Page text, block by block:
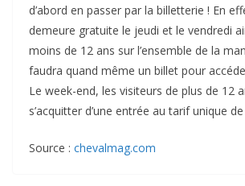
d’abord en passer par la billetterie ! En
demeure gratuite le jeudi et le vendredi
moins de 12 ans sur l’ensemble de la
faudra quand même un billet pour
Le week-end, les visiteurs de plus de 12
s’acquitter d’une entrée au tarif unique
Source : chevalmag.com